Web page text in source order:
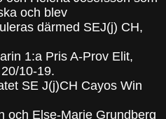
och blev
därmed SEJ(j) CH,
1:a Pris A-Prov Elit,
10-19.
SE J(j)CH Cayos Win
och Else-Marie Grundberg